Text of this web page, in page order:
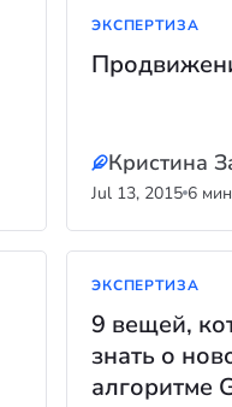
ЭКСПЕРТИЗА
Кристина
Jul 13, 2015 6
ЭКСПЕРТИЗА
9 вещей,
знать о
алгоритме